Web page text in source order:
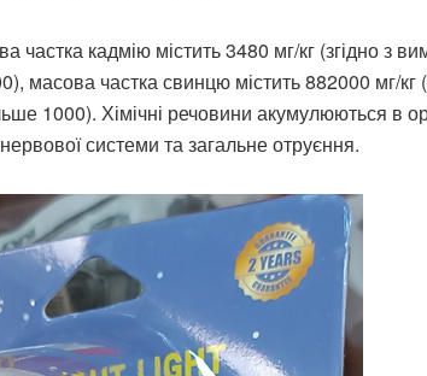
частка кадмію містить 3480 мг/кг (згідно з
масова частка свинцю містить 882000 мг/кг
1000). Хімічні речовини акумулюються в
системи та загальне отруєння.